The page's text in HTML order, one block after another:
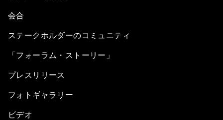
会合
ステークホルダーのコミュニティ
「フォーラム・ストーリー」
プレスリリース
フォトギャラリー
ビデオ